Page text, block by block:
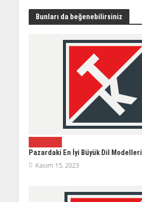
Bunları da beğenebilirsiniz
Pazardaki En İyi Büyük Dil Modelleri
Kasım 15, 2023